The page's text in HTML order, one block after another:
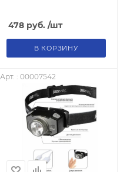
478руб. /шт
В КОРЗИНУ
Арт. : 00007542